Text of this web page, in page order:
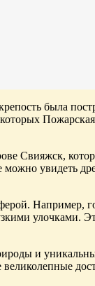
была
Свияжск,
увидеть
Например,
улочками.
и